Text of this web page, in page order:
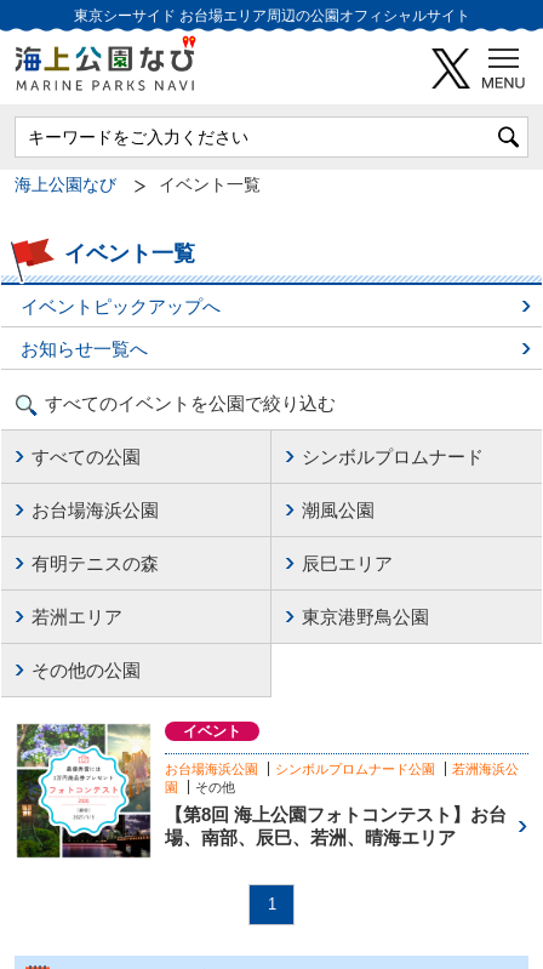
東京シーサイド お台場エリア周辺の公園オフィシャルサイト
海上公園なび イベント一覧
イベント一覧
イベントピックアップへ
お知らせ一覧へ
すべてのイベントを公園で絞り込む
すべての公園 シンボルプロムナード
お台場海浜公園 潮風公園
有明テニスの森 辰巳エリア
若洲エリア 東京港野鳥公園
その他の公園
イベント
お台場海浜公園 シンボルプロムナード公園
若洲海浜公
園
その他
【第8回 海上公園フォトコンテスト】お台
場、南部、辰巳、若洲、晴海エリア
1